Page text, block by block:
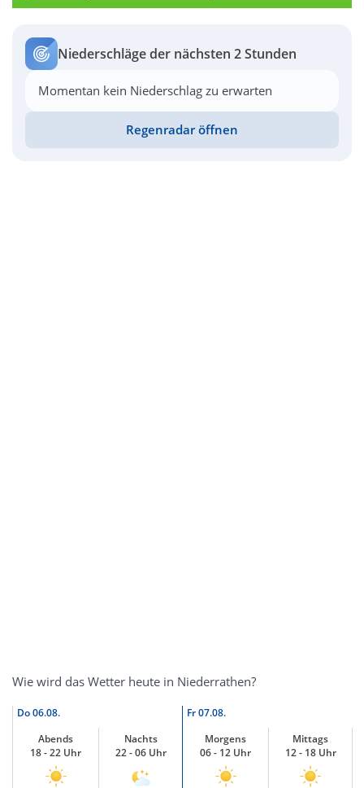
Niederschläge der nächsten 2 Stunden
Momentan kein Niederschlag zu erwarten
Regenradar öffnen
Wie wird das Wetter heute in Niederrathen?
Do06.08. Fr07.08.
Abends
18 - 22 Uhr
Nachts
22 - 06 Uhr
Morgens
06 - 12 Uhr
Mittags
12 - 18 Uhr